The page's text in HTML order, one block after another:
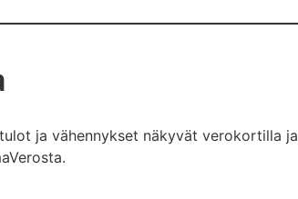
ja vähennykset näkyvät verokortilla ja